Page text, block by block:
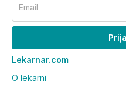
Email
Lekarnar.com
O lekarni